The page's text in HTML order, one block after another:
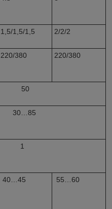
1,5/1,5/1,5 2/2/2
220/380 220/380
50
30…85
1
40…45 55…60